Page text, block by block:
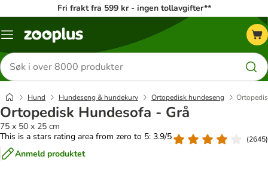
Fri frakt fra 599 kr - ingen tollavgifter**
Katalogmeny
Søk
etter
produkter
Hund Hundeseng & hundekurv Ortopedisk hundeseng
Ortopedisk Hundesofa - Grå
75 x 50 x 25 cm
This is a stars rating area from zero to 5: 3.9/5
(2645)
Anmeld produktet